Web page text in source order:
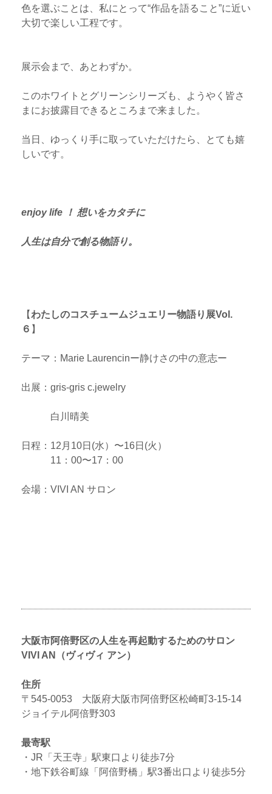
色を選ぶことは、私にとって“作品を語ること”に近い
大切で楽しい工程です。
展示会まで、あとわずか。
このホワイトとグリーンシリーズも、ようやく皆さ
まにお披露目できるところまで来ました。
当日、ゆっくり手に取っていただけたら、とても嬉
しいです。
あ
た
チ
ッ
：
e
j
y
e
い
enjoy life ！ 想いをカタチに
人生は自分で創る物語り。
【 わたしのコスチュームジュエリー物語り展Vol.
６ 】
テーマ：Marie Laurencinー静けさの中の意志ー
出展：gris-gris c.jewelry
白川晴美
日程：12月10日(水）〜16日(火）
11：00〜17：00
会場：VIVI AN サロン
大阪市阿倍野区の人生を再起動するためのサロン
VIVI AN（ヴィヴィ アン）
住所
〒545-0053 大阪府大阪市阿倍野区松崎町3-15-14
ジョイテル阿倍野303
最寄駅
・JR「天王寺」駅東口より徒歩7分
・地下鉄谷町線「阿倍野橋」駅3番出口より徒歩5分